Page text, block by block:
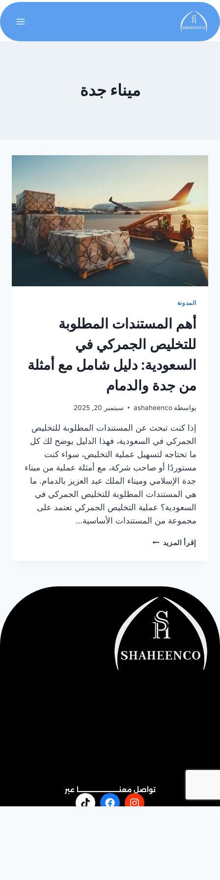
ميناء جدة
المدونة
أهم المستندات المطلوبة
للتخليص الجمركي في
السعودية: دليل شامل مع أمثلة
من جدة والدمام
بواسطة ashaheenco سبتمبر 20, 2025
إذا كنت تبحث عن المستندات المطلوبة للتخليص
الجمركي في السعودية، فهذا الدليل يوضح لك كل
ما تحتاجه لتسهيل عملية التخليص، سواء كنت
مستوردًا أو صاحب شركة، مع أمثلة عملية من ميناء
جدة الإسلامي وميناء الملك عبد العزيز بالدمام. ما
هي المستندات المطلوبة للتخليص الجمركي في
السعودية؟ عملية التخليص الجمركي تعتمد على
مجموعة من المستندات الأساسية…
إقرأ المزيد
تواصل معنـــــــــــــــــــــــــــا عبر